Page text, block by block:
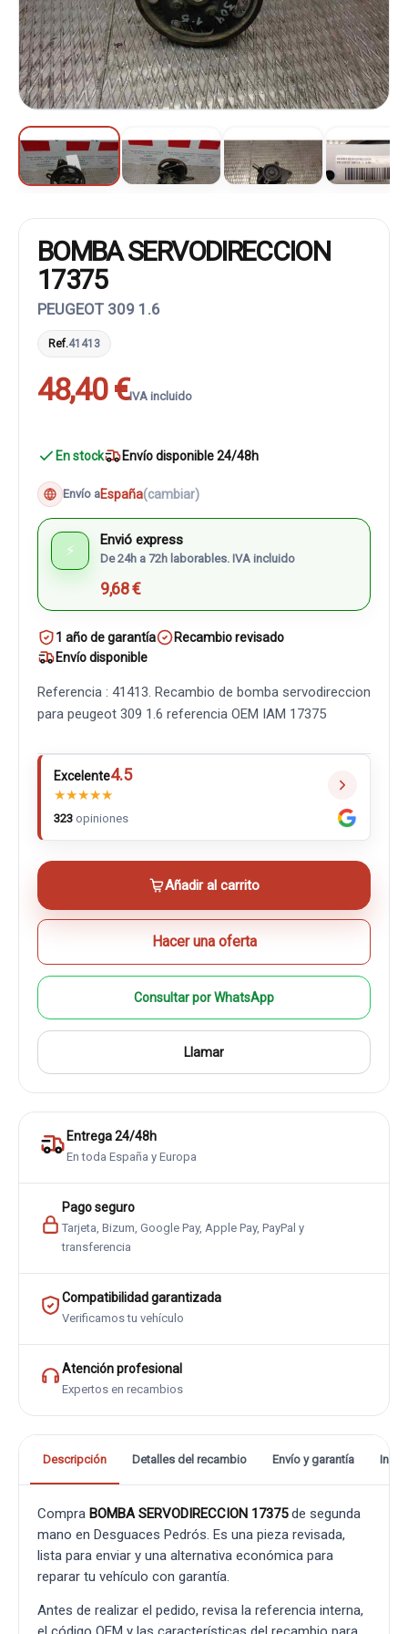
BOMBA SERVODIRECCION
17375
PEUGEOT 309 1.6
Ref.41413
48,40 €IVA incluido
En stock Envío disponible 24/48h
Envío aEspaña(cambiar)
⚡
Envió express
De 24h a 72h laborables. IVA incluido
9,68 €
1 año de garantía
Recambio revisado
Envío disponible
Referencia : 41413. Recambio de bomba servodireccion
para peugeot 309 1.6 referencia OEM IAM 17375
Excelente4.5
★★★★★
323 opiniones
Añadir al carrito
Hacer una oferta
Consultar por WhatsApp
Llamar
Entrega 24/48h
En toda España y Europa
Pago seguro
Tarjeta, Bizum, Google Pay, Apple Pay, PayPal y
transferencia
Compatibilidad garantizada
Verificamos tu vehículo
Atención profesional
Expertos en recambios
Descripción Detalles del recambio Envío y garantía
Compra BOMBA SERVODIRECCION 17375de segunda
mano en Desguaces Pedrós. Es una pieza revisada,
lista para enviar y una alternativa económica para
reparar tu vehículo con garantía.
Antes de realizar el pedido, revisa la referencia interna,